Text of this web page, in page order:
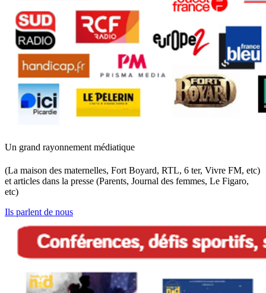
Un grand rayonnement médiatique
(La maison des maternelles, Fort Boyard, RTL, 6 ter, Vivre FM, etc)
et articles dans la presse (Parents, Journal des femmes, Le Figaro,
etc)
Ils parlent de nous